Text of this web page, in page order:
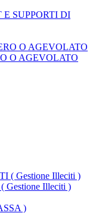
SUPPORTI DI
O AGEVOLATO
Illeciti )